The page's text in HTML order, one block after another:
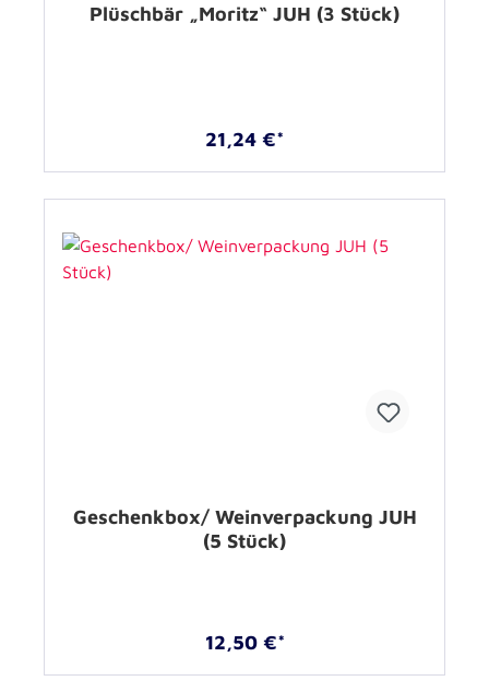
Plüschbär „Moritz“ JUH (3 Stück)
21,24 €*
Geschenkbox/ Weinverpackung JUH
(5 Stück)
12,50 €*